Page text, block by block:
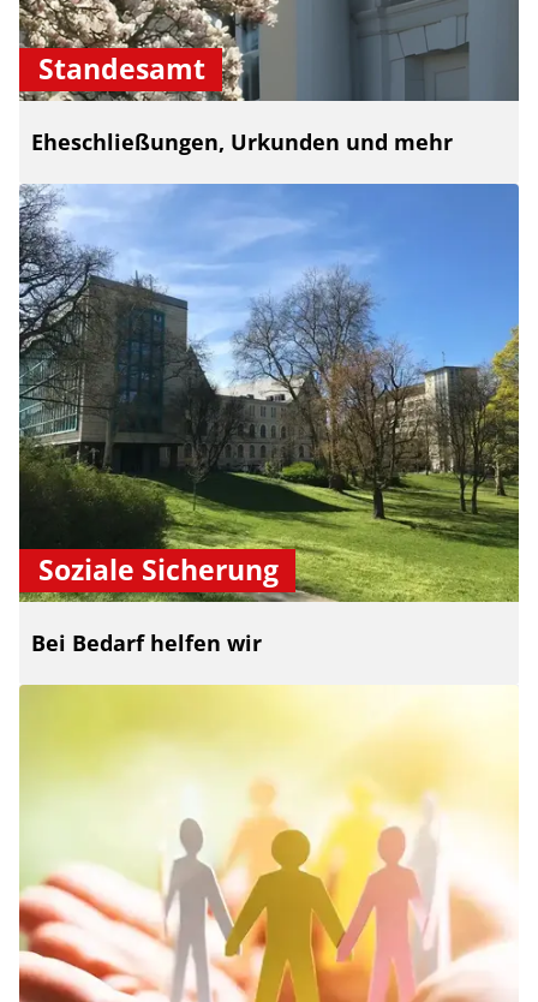
Standesamt
Eheschließungen, Urkunden und mehr
Soziale Sicherung
Bei Bedarf helfen wir